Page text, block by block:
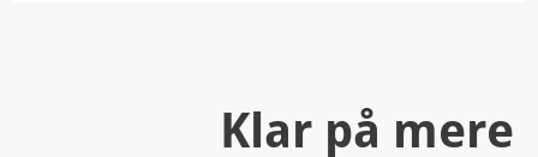
Klar på mere